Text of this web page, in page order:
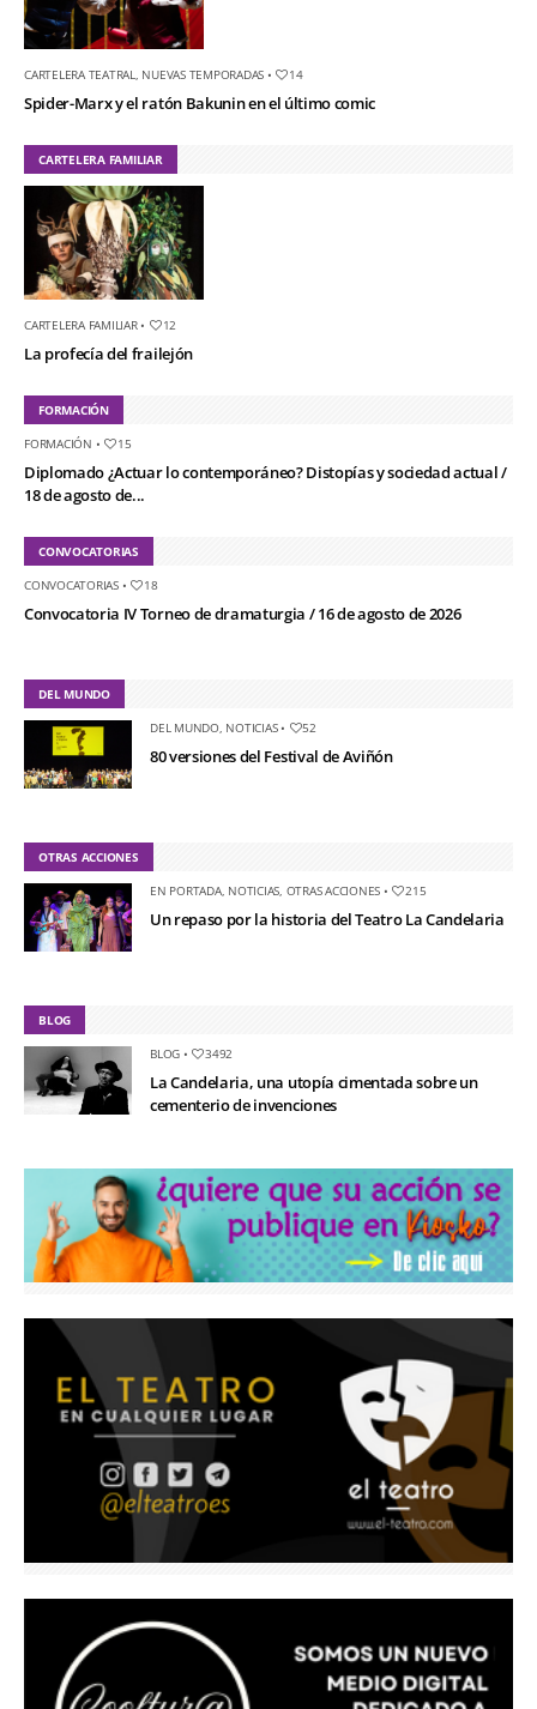
CARTELERA TEATRAL NUEVAS TEMPORADAS • 14
Spider-Marx y el ratón Bakunin en el último comic
CARTELERA FAMILIAR
CARTELERA FAMILIAR• 12
La profecía del frailejón
FORMACIÓN
FORMACIÓN • 15
Diplomado ¿Actuar lo contemporáneo? Distopías y sociedad actual /
18 de agosto de...
CONVOCATORIAS
CONVOCATORIAS• 18
Convocatoria IV Torneo de dramaturgia / 16 de agosto de 2026
DEL MUNDO
DEL MUNDO, NOTICIAS• 52
80 versiones del Festival de Aviñón
OTRAS ACCIONES
EN PORTADA, NOTICIAS OTRAS ACCIONES • 215
Un repaso por la historia del Teatro La Candelaria
BLOG
BLOG • 3492
La Candelaria, una utopía cimentada sobre un
cementerio de invenciones